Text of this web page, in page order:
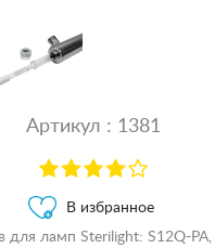
Артикул : 1381
В избранное
для ламп Sterilight: S12Q-PA,